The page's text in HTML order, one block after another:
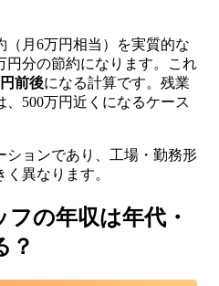
（月6万円相当）を実質的な
円分の節約になります。これ
前後になる計算です。残業
500万円近くになるケース
ションであり、工場・勤務形
異なります。
の年収は年代・
？